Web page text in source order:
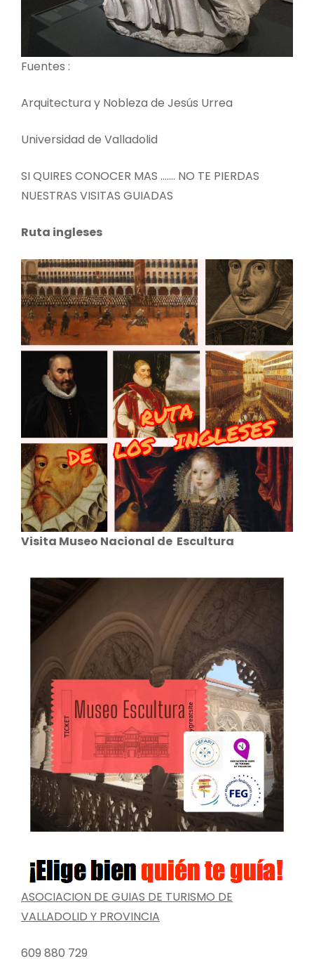
Fuentes :
Arquitectura y Nobleza de Jesús Urrea
Universidad de Valladolid
SI QUIRES CONOCER MAS ……. NO TE PIERDAS
NUESTRAS VISITAS GUIADAS
Ruta ingleses
Visita Museo Nacional de Escultura
ASOCIACION DE GUIAS DE TURISMO DE
VALLADOLID Y PROVINCIA
609 880 729